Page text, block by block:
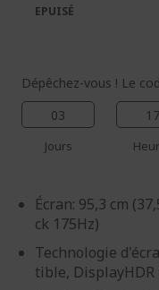
d’images
d’images
Dépêchez-vous ! Le
03
Jours
17
Écran: 95,3 cm
ck 175Hz)
Technologie
tible, DisplayHDR
EPUISÉ